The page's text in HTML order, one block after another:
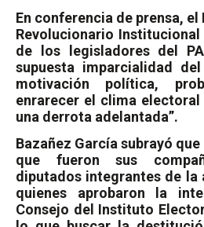
En conferencia de prensa,
Revolucionario
de los legisladores del
supuesta imparcialidad
motivación política,
enrarecer el clima electoral
una derrota adelantada”.
Bazañez García subrayó que
que fueron sus
diputados integrantes de la
quienes aprobaron la
Consejo del Instituto